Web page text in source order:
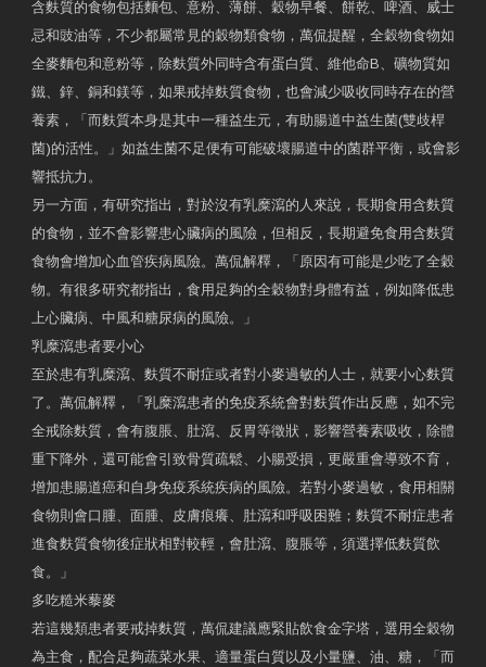
含麩質的食物包括麵包、意粉、薄餅、穀物早餐、餅乾、啤酒、威士
忌和豉油等，不少都屬常見的穀物類食物，萬侃提醒，全穀物食物如
全麥麵包和意粉等，除麩質外同時含有蛋白質、維他命B、礦物質如
鐵、鋅、銅和鎂等，如果戒掉麩質食物，也會減少吸收同時存在的營
養素，「而麩質本身是其中一種益生元，有助腸道中益生菌(雙歧桿
菌)的活性。」如益生菌不足便有可能破壞腸道中的菌群平衡，或會影
響抵抗力。
另一方面，有研究指出，對於沒有乳糜瀉的人來說，長期食用含麩質
的食物，並不會影響患心臟病的風險，但相反，長期避免食用含麩質
食物會增加心血管疾病風險。萬侃解釋，「原因有可能是少吃了全穀
物。有很多研究都指出，食用足夠的全穀物對身體有益，例如降低患
上心臟病、中風和糖尿病的風險。」
乳糜瀉患者要小心
至於患有乳糜瀉、麩質不耐症或者對小麥過敏的人士，就要小心麩質
了。萬侃解釋，「乳糜瀉患者的免疫系統會對麩質作出反應，如不完
全戒除麩質，會有腹脹、肚瀉、反胃等徵狀，影響營養素吸收，除體
重下降外，還可能會引致骨質疏鬆、小腸受損，更嚴重會導致不育，
增加患腸道癌和自身免疫系統疾病的風險。若對小麥過敏，食用相關
食物則會口腫、面腫、皮膚痕癢、肚瀉和呼吸困難；麩質不耐症患者
進食麩質食物後症狀相對較輕，會肚瀉、腹脹等，須選擇低麩質飲
食。」
多吃糙米藜麥
若這幾類患者要戒掉麩質，萬侃建議應緊貼飲食金字塔，選用全穀物
為主食，配合足夠蔬菜水果、適量蛋白質以及小量鹽、油、糖，「而